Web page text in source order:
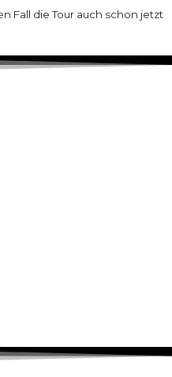
Fall die Tour auch schon jetzt